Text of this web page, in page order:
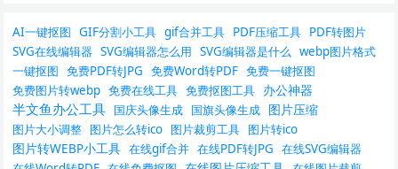
AI一键抠图 GIF分割小工具 gif合并工具 PDF压缩工具 PDF转图片
SVG在线编辑器 SVG编辑器怎么用 SVG编辑器是什么 webp图片格式
一键抠图 免费PDF转JPG 免费Word转PDF 免费一键抠图
免费图片转webp 免费在线工具 免费抠图工具 办公神器
半文鱼办公工具 国庆头像生成 国旗头像生成 图片压缩
图片大小调整 图片怎么转ico 图片裁剪工具 图片转ico
图片转WEBP小工具 在线gif合并 在线PDF转JPG 在线SVG编辑器